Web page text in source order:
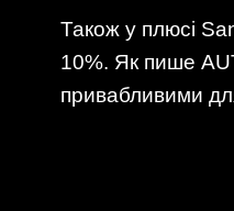
Також у плюсі
10%. Як пише
привабливими